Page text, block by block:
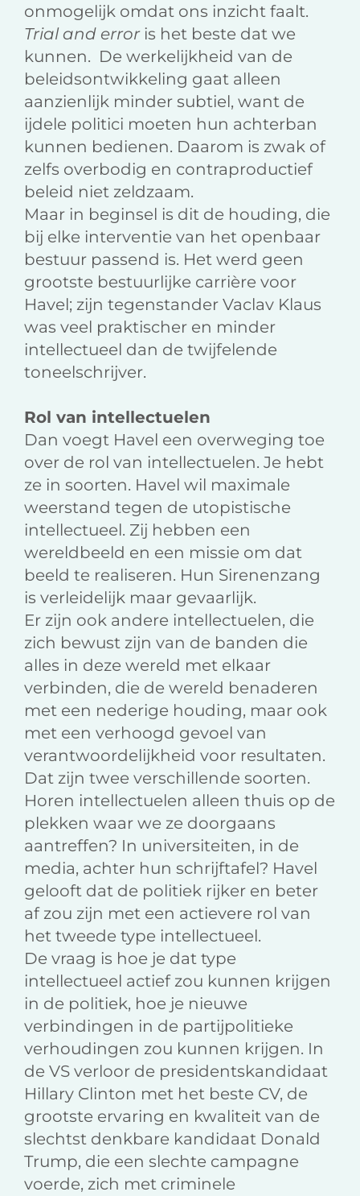
onmogelijk omdat ons inzicht faalt.
Trial and erroris het beste dat we
kunnen. De werkelijkheid van de
beleidsontwikkeling gaat alleen
aanzienlijk minder subtiel, want de
ijdele politici moeten hun achterban
kunnen bedienen. Daarom is zwak of
zelfs overbodig en contraproductief
beleid niet zeldzaam.
Maar in beginsel is dit de houding, die
bij elke interventie van het openbaar
bestuur passend is. Het werd geen
grootste bestuurlijke carrière voor
Havel; zijn tegenstander Vaclav Klaus
was veel praktischer en minder
intellectueel dan de twijfelende
toneelschrijver.
Rol van intellectuelen
Dan voegt Havel een overweging toe
over de rol van intellectuelen. Je hebt
ze in soorten. Havel wil maximale
weerstand tegen de utopistische
intellectueel. Zij hebben een
wereldbeeld en een missie om dat
beeld te realiseren. Hun Sirenenzang
is verleidelijk maar gevaarlijk.
Er zijn ook andere intellectuelen, die
zich bewust zijn van de banden die
alles in deze wereld met elkaar
verbinden, die de wereld benaderen
met een nederige houding, maar ook
met een verhoogd gevoel van
verantwoordelijkheid voor resultaten.
Dat zijn twee verschillende soorten.
Horen intellectuelen alleen thuis op de
plekken waar we ze doorgaans
aantreffen? In universiteiten, in de
media, achter hun schrijftafel? Havel
gelooft dat de politiek rijker en beter
af zou zijn met een actievere rol van
het tweede type intellectueel.
De vraag is hoe je dat type
intellectueel actief zou kunnen krijgen
in de politiek, hoe je nieuwe
verbindingen in de partijpolitieke
verhoudingen zou kunnen krijgen. In
de VS verloor de presidentskandidaat
Hillary Clinton met het beste CV, de
grootste ervaring en kwaliteit van de
slechtst denkbare kandidaat Donald
Trump, die een slechte campagne
voerde, zich met criminele